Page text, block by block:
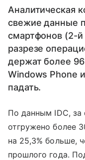
Аналитическая
свежие данные
смартфонов (2-й
разрезе
держат более
Windows Phone
падать.
По данным IDC, за
отгружено более
на 25,3% больше,
прошлого года.